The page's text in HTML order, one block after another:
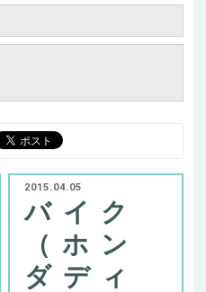
2015.04.05
バイク
（ホン
ダディ